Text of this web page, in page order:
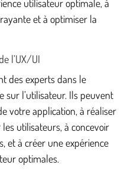
utilisateur optimale, à
et à optimiser la
l’UX/UI
des experts dans le
sur l’utilisateur. Ils peuvent
votre application, à réaliser
utilisateurs, à concevoir
et à créer une expérience
optimales.